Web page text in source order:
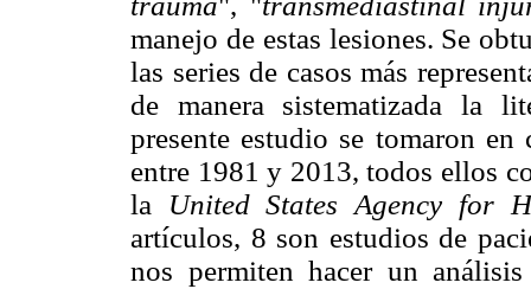
manejo de estas lesiones. Se
las series de casos más
de manera sistematizada la
presente estudio se tomaron
entre 1981 y 2013, todos ellos
la United States Agency for
artículos, 8 son estudios de
nos permiten hacer un